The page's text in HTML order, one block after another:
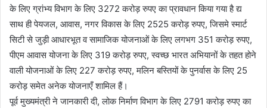
के लिए ग्रांभ्य विभाग के लिए 3272 करोड़ रुपए का प्रावधान किया गया है द्य
साथ ही पेयजल, आवास, नगर विकास के लिए 2525 करोड़ रुपए, जिसमे स्मार्ट
सिटी से जुड़ी आधारभूत व सामाजिक योजनाओं के लिए लगभग 351 करोड़ रुपए,
पीएम आवास योजना के लिए 319 करोड़ रुपए, स्वच्छ भारत अभियानों के तहत होने
वाली योजनाओं के लिए 227 करोड़ रुपए, मलिन बस्तियों के पुनर्वास के लिए 25
करोड़ समेत अनेक योजनाएँ शामिल हैं।
पूर्व मुख्यमंत्री ने जानकारी दी, लोक निर्माण विभाग के लिए 2791 करोड़ रुपए का